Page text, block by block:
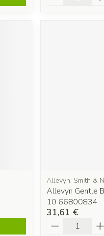
Allevyn, Smith &
Allevyn Gentle
10 66800834
31,61 €
Quantité